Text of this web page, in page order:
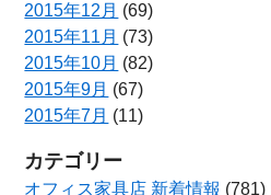
2015年12月 (69)
2015年11月 (73)
2015年10月 (82)
2015年9月 (67)
2015年7月 (11)
カテゴリー
オフィス家具店 新着情報 (781)